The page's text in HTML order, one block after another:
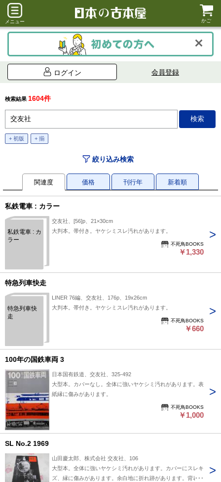
メニュー かご
ログイン 会員登録
検索結果 1604件
+ 初版 + 揃
絞り込み検索
関連度 価格 刊行年 新着順
私鉄電車 : カラー
私鉄電車 : カ
ラー
交友社、[56]p、21×30cm
大判本。帯付き。ヤケシミスレ汚れがあります。
不死鳥BOOKS
￥1,330
特急列車快走
特急列車快
走
LINER 76編、交友社、176p、19x26cm
大判本。帯付き。ヤケシミスレ汚れがあります。
不死鳥BOOKS
￥660
100年の国鉄車両 3
日本国有鉄道、交友社、325-492
大型本。カバーなし。全体に強いヤケシミ汚れがあります。表
紙縁に傷みがあります。
不死鳥BOOKS
￥1,000
SL No.2 1969
山田慶太郎、株式会社 交友社、106
大型本。全体に強いヤケシミ汚れがあります。カバーにスレキ
ズ、縁に傷みがあります。余白地に折れ跡があります。背表紙